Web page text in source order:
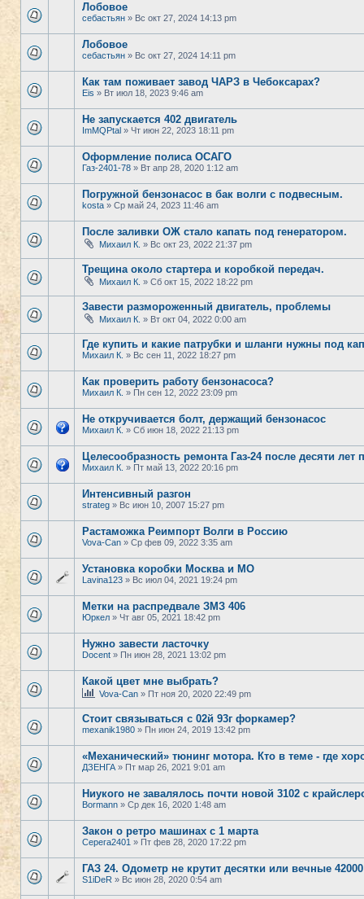
Лобовое
себастьян » Вс окт 27, 2024 14:13 pm
Лобовое
себастьян » Вс окт 27, 2024 14:11 pm
Как там поживает завод ЧАРЗ в Чебоксарах?
Eis » Вт июл 18, 2023 9:46 am
Не запускается 402 двигатель
ImMQPtal » Чт июн 22, 2023 18:11 pm
Оформление полиса ОСАГО
Газ-2401-78 » Вт апр 28, 2020 1:12 am
Погружной бензонасос в бак волги с подвесным.
kosta » Ср май 24, 2023 11:46 am
После заливки ОЖ стало капать под генератором.
Михаил К. » Вс окт 23, 2022 21:37 pm
Трещина около стартера и коробкой передач.
Михаил К. » Сб окт 15, 2022 18:22 pm
Завести размороженный двигатель, проблемы
Михаил К. » Вт окт 04, 2022 0:00 am
Где купить и какие патрубки и шланги нужны под
Михаил К. » Вс сен 11, 2022 18:27 pm
Как проверить работу бензонасоса?
Михаил К. » Пн сен 12, 2022 23:09 pm
Не откручивается болт, держащий бензонасос
Михаил К. » Сб июн 18, 2022 21:13 pm
Целесообразность ремонта Газ-24 после десяти лет
Михаил К. » Пт май 13, 2022 20:16 pm
Интенсивный разгон
strateg » Вс июн 10, 2007 15:27 pm
Растаможка Реимпорт Волги в Россию
Vova-Can » Ср фев 09, 2022 3:35 am
Установка коробки Москва и МО
Lavina123 » Вс июл 04, 2021 19:24 pm
Метки на распредвале ЗМЗ 406
Юркел » Чт авг 05, 2021 18:42 pm
Нужно завести ласточку
Docent » Пн июн 28, 2021 13:02 pm
Какой цвет мне выбрать?
Vova-Can » Пт ноя 20, 2020 22:49 pm
Стоит связываться с 02й 93г форкамер?
mexanik1980 » Пн июн 24, 2019 13:42 pm
«Механический» тюнинг мотора. Кто в теме - где
ДЗЕНГА » Пт мар 26, 2021 9:01 am
Ниукого не завалялось почти новой 3102 с
Bormann » Ср дек 16, 2020 1:48 am
Закон о ретро машинах с 1 марта
Серега2401 » Пт фев 28, 2020 17:22 pm
ГАЗ 24. Одометр не крутит десятки или вечные
S1iDeR » Вс июн 28, 2020 0:54 am